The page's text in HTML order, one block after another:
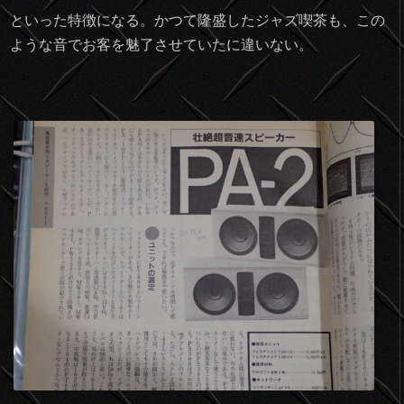
といった特徴になる。かつて隆盛したジャズ喫茶も、この
ような音でお客を魅了させていたに違いない。